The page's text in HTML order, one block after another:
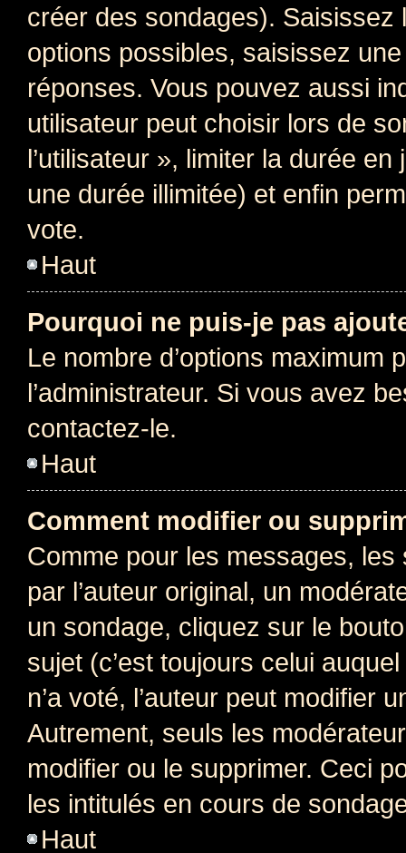
créer des sondages).
options possibles, saisissez
réponses. Vous pouvez aussi
utilisateur peut choisir lors de
l’utilisateur », limiter la durée
une durée illimitée) et enfin
vote.
Haut
Pourquoi ne puis-je pas
Le nombre d’options maximum
l’administrateur. Si vous avez
contactez-le.
Haut
Comment modifier ou
Comme pour les messages,
par l’auteur original, un
un sondage, cliquez sur le
sujet (c’est toujours celui
n’a voté, l’auteur peut modifier
Autrement, seuls les
modifier ou le supprimer. Ceci
les intitulés en cours de
Haut